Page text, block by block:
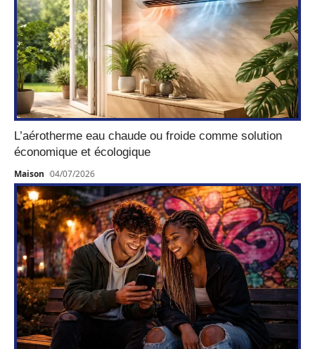
L’aérotherme eau chaude ou froide comme solution
économique et écologique
Maison 04/07/2026